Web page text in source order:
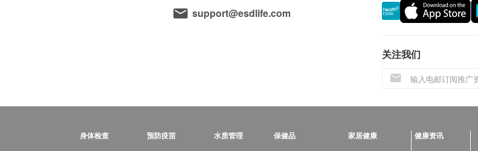
support@esdlife.com
关注我们
身体检查 预防疫苗 水质管理 保健品 家居健康 健康资讯